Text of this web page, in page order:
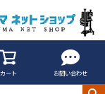
カート お問い合わせ